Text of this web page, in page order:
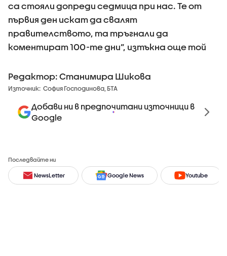
са стояли допреди седмица при нас. Те от
първия ден искат да свалят
правителството, та тръгнали да
коментират 100-те дни”, изтъкна още той
Редактор: Станимира Шикова
Източник: София Господинова, БТА
Добави ни в предпочитани източници в
Google
Последвайте ни
NewsLetter Google News Youtube